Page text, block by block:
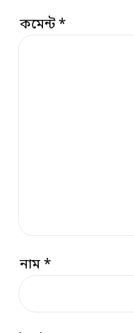
কমেন্ট*
নাম*